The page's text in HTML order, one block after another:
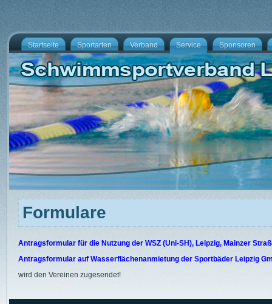
Startseite Sportarten Verband Service Sponsoren
Formulare
Antragsformular für die Nutzung der WSZ (Uni-SH), Leipzig, Mainzer
Antragsformular auf Wasserflächenanmietung der Sportbäder Leipzig
wird den Vereinen zugesendet!